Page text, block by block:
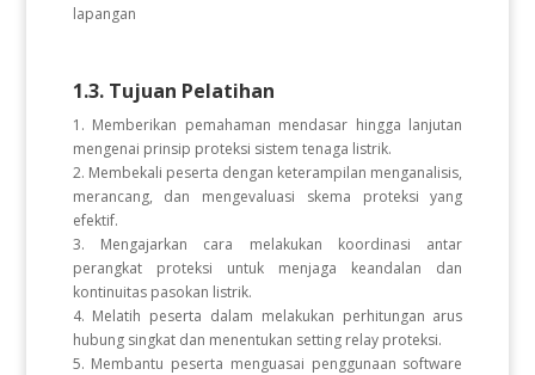
lapangan
1.3. Tujuan Pelatihan
1. Memberikan pemahaman mendasar hingga lanjutan
mengenai prinsip proteksi sistem tenaga listrik.
2. Membekali peserta dengan keterampilan menganalisis,
merancang, dan mengevaluasi skema proteksi yang
efektif.
3. Mengajarkan cara melakukan koordinasi antar
perangkat proteksi untuk menjaga keandalan dan
kontinuitas pasokan listrik.
4. Melatih peserta dalam melakukan perhitungan arus
hubung singkat dan menentukan setting relay proteksi.
5. Membantu peserta menguasai penggunaan software